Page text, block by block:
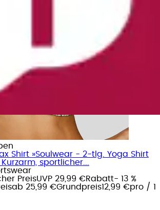
Shirt »Soulwear - 2-tlg. Yoga Shirt
sportlicher...
PreisUVP 29,99 €Rabatt- 13 %
ab 25,99 €Grundpreis12,99 €pro / 1